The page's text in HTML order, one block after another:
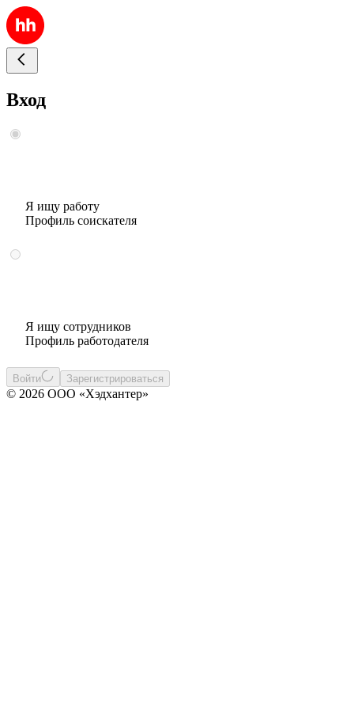
Вход
Я ищу работу
Профиль соискателя
Я ищу сотрудников
Профиль работодателя
Войти Зарегистрироваться
© 2026 ООО «Хэдхантер»